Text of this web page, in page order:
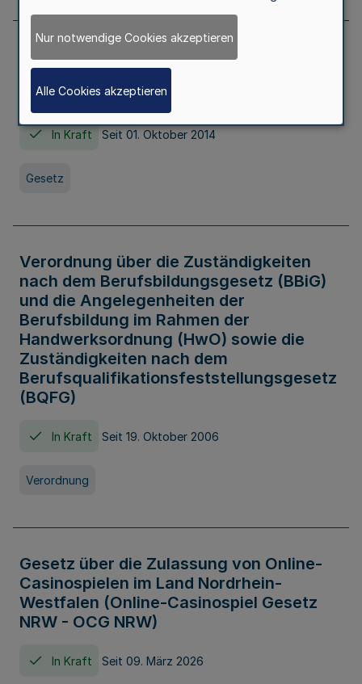
Gesetz über die Hochschulen des Landes
Nordrhein-Westfalen (Hochschulgesetz -
HG)
In Kraft Seit 01. Oktober 2014
Gesetz
Verordnung über die Zuständigkeiten
nach dem Berufsbildungsgesetz (BBiG)
und die Angelegenheiten der
Berufsbildung im Rahmen der
Handwerksordnung (HwO) sowie die
Zuständigkeiten nach dem
Berufsqualifikationsfeststellungsgesetz
(BQFG)
In Kraft Seit 19. Oktober 2006
Verordnung
Gesetz über die Zulassung von Online-
Casinospielen im Land Nordrhein-
Westfalen (Online-Casinospiel Gesetz
NRW - OCG NRW)
In Kraft Seit 09. März 2026
Nur notwendige Cookies akzeptieren
Alle Cookies akzeptieren